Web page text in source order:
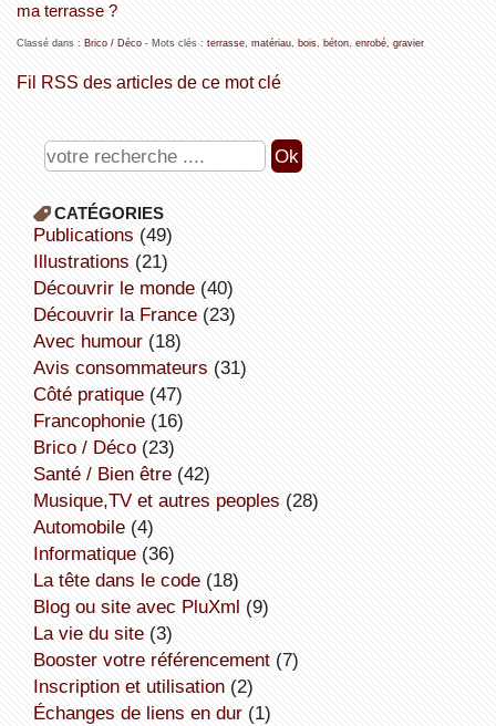
ma terrasse ?
Classé dans : Brico / Déco- Mots clés : terrasse, matériau, bois, béton, enrobé, gravier
Fil RSS des articles de ce mot clé
CATÉGORIES
publications (49)
illustrations (21)
découvrir le monde(40)
découvrir la France(23)
avec humour(18)
avis consommateurs (31)
côté pratique(47)
Francophonie(16)
Brico / Déco(23)
Santé / Bien être(42)
Musique,TV et autres peoples (28)
Automobile(4)
informatique(36)
la tête dans le code(18)
Blog ou site avec PluXml (9)
la vie du site(3)
booster votre référencement(7)
inscription et utilisation(2)
échanges de liens en dur(1)